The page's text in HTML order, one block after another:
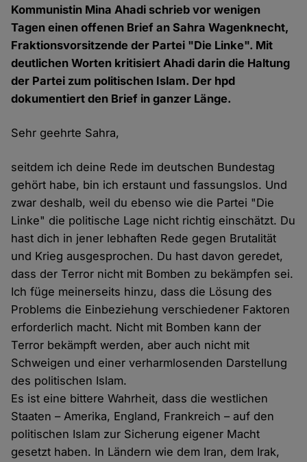
Kommunistin Mina Ahadi schrieb vor wenigen
Tagen einen offenen Brief an Sahra Wagenknecht,
Fraktionsvorsitzende der Partei "Die Linke". Mit
deutlichen Worten kritisiert Ahadi darin die Haltung
der Partei zum politischen Islam. Der hpd
dokumentiert den Brief in ganzer Länge.
Sehr geehrte Sahra,
seitdem ich deine Rede im deutschen Bundestag
gehört habe, bin ich erstaunt und fassungslos. Und
zwar deshalb, weil du ebenso wie die Partei "Die
Linke" die politische Lage nicht richtig einschätzt. Du
hast dich in jener lebhaften Rede gegen Brutalität
und Krieg ausgesprochen. Du hast davon geredet,
dass der Terror nicht mit Bomben zu bekämpfen sei.
Ich füge meinerseits hinzu, dass die Lösung des
Problems die Einbeziehung verschiedener Faktoren
erforderlich macht. Nicht mit Bomben kann der
Terror bekämpft werden, aber auch nicht mit
Schweigen und einer verharmlosenden Darstellung
des politischen Islam.
Es ist eine bittere Wahrheit, dass die westlichen
Staaten – Amerika, England, Frankreich – auf den
politischen Islam zur Sicherung eigener Macht
gesetzt haben. In Ländern wie dem Iran, dem Irak,